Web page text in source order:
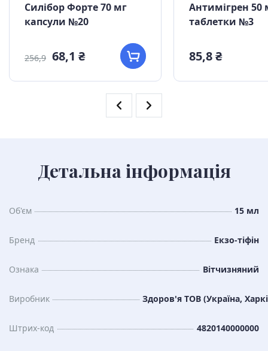
Силібор Форте 70 мг
капсули №20
256,9 68,1 ₴
Антимігрен 50
таблетки №3
85,8 ₴
Детальна інформація
Об'єм 15 мл
Бренд Екзо-тіфін
Ознака Вітчизняний
Виробник Здоров'я ТОВ (Україна,
Штрих-код 4820140000000